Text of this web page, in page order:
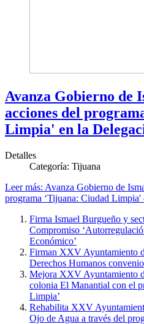
Avanza Gobierno de
acciones del
Limpia' en la
Detalles
Categoría: Tijuana
Leer más: Avanza Gobierno de
programa ‘Tijuana: Ciudad Limpia'
Firma Ismael Burgueño y
Compromiso
Económico’
Firman XXV Ayuntamiento
Derechos Humanos
Mejora XXV Ayuntamiento
colonia El Manantial con el
Limpia’
Rehabilita XXV
Ojo de Agua a través del